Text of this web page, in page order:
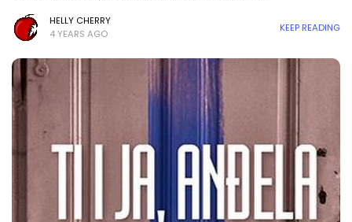
HELLY CHERRY
4 YEARS AGO
KEEP READING